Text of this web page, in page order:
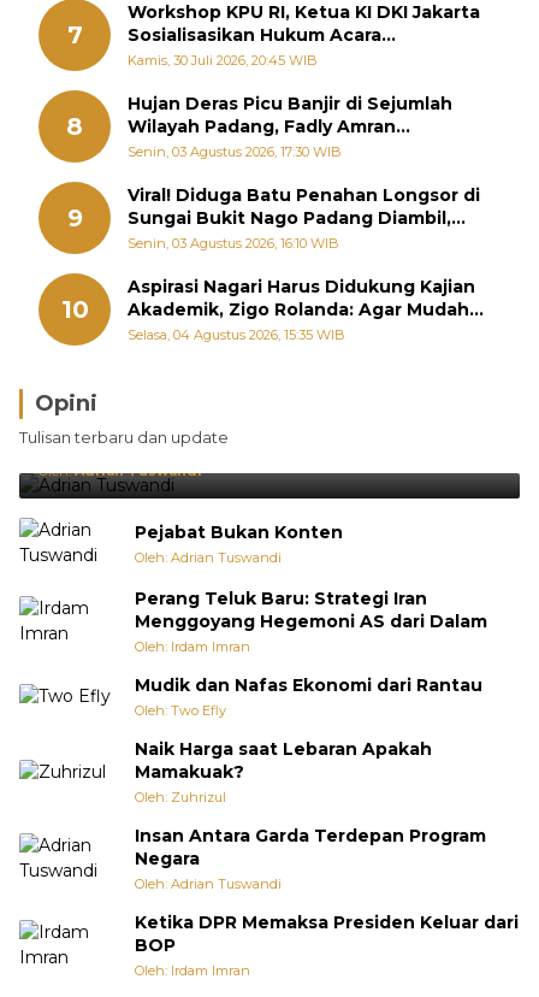
7
Workshop KPU RI, Ketua KI DKI Jakarta
Sosialisasikan Hukum Acara
Penyelesaian Sengketa Informasi Publik
Kamis, 30 Juli 2026, 20:45 WIB
8
Hujan Deras Picu Banjir di Sejumlah
Wilayah Padang, Fadly Amran
Perintahkan OPD Siaga
Senin, 03 Agustus 2026, 17:30 WIB
9
Viral! Diduga Batu Penahan Longsor di
Sungai Bukit Nago Padang Diambil,
Warga Khawatir Bencana Terulang
Senin, 03 Agustus 2026, 16:10 WIB
10
Aspirasi Nagari Harus Didukung Kajian
Akademik, Zigo Rolanda: Agar Mudah
Diperjuangkan di Kementerian
Selasa, 04 Agustus 2026, 15:35 WIB
Opini
Tulisan terbaru dan update
Brasil Lebih Diunggulkan, tetapi Jepang Selalu
Punya Cara Membuat Kejutan
Oleh:Adrian Tuswandi
Pejabat Bukan Konten
Oleh: Adrian Tuswandi
Perang Teluk Baru: Strategi Iran
Menggoyang Hegemoni AS dari Dalam
Oleh: Irdam Imran
Mudik dan Nafas Ekonomi dari Rantau
Oleh: Two Efly
Naik Harga saat Lebaran Apakah
Mamakuak?
Oleh: Zuhrizul
Insan Antara Garda Terdepan Program
Negara
Oleh: Adrian Tuswandi
Ketika DPR Memaksa Presiden Keluar dari
BOP
Oleh: Irdam Imran